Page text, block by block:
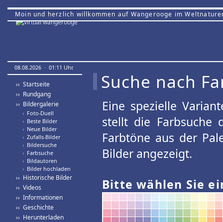
Moin und herzlich willkommen auf Wangerooge im
08.08.2026 · 01:11 Uhr.
›› Startseite
›› Rundgang
›› Bildergalerie
› Foto-Duell
› Beste Bilder
› Neue Bilder
› Zufalls-Bilder
› Bildersuche
› Farbsuche
› Bildautoren
› Bilder hochladen
›› Historische Bilder
›› Videos
›› Informationen
›› Geschichte
›› Herunterladen
Suche nach
Eine spezielle
stellt die Farbsuche
Farbtöne aus der
Bilder angezeigt.
Bitte wählen Sie